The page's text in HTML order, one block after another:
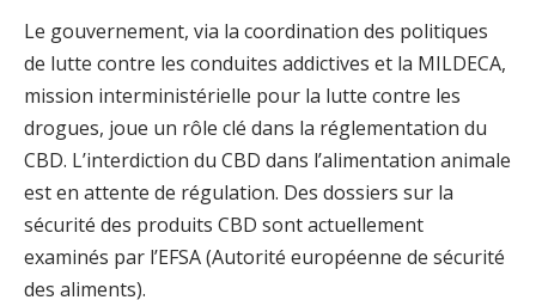
Le gouvernement, via la coordination des politiques
de lutte contre les conduites addictives et la MILDECA,
mission interministérielle pour la lutte contre les
drogues, joue un rôle clé dans la réglementation du
CBD. L’interdiction du CBD dans l’alimentation animale
est en attente de régulation. Des dossiers sur la
sécurité des produits CBD sont actuellement
examinés par l’EFSA (Autorité européenne de sécurité
des aliments).